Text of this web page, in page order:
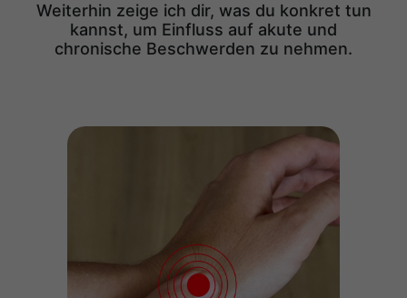
Weiterhin zeige ich dir, was du konkret tun
kannst, um Einfluss auf akute und
chronische Beschwerden zu nehmen.